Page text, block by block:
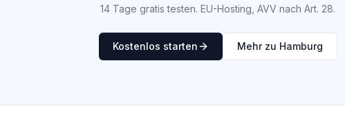
14 Tage gratis testen. EU-Hosting, AVV nach Art. 28.
Kostenlos starten Mehr zu Hamburg